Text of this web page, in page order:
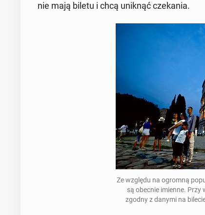
nie mają biletu i chcą uniknąć czeka­nia.
Ze względu na ogromną
są obecnie imienne. Przy
zgodny z danymi na